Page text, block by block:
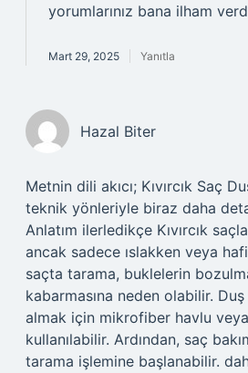
yorumlarınız bana ilham
Mart 29, 2025 Yanıtla
Hazal Biter
Metnin dili akıcı; Kıvırcık Saç
teknik yönleriyle biraz daha
Anlatım ilerledikçe Kıvırcık
ancak sadece ıslakken veya
saçta tarama, buklelerin
kabarmasına neden olabilir.
almak için mikrofiber havlu
kullanılabilir. Ardından, saç
tarama işlemine başlanabilir.